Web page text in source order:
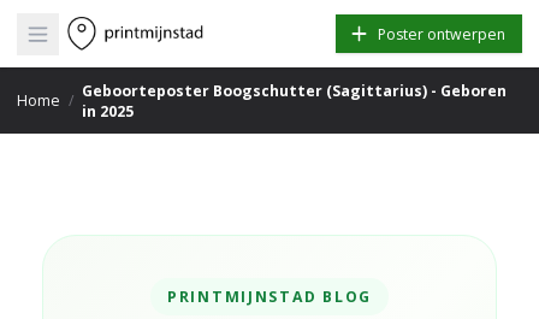
Open main menu Poster ontwerpen
Home / Geboorteposter Boogschutter (Sagittarius) - Geboren
in 2025
PRINTMIJNSTAD BLOG